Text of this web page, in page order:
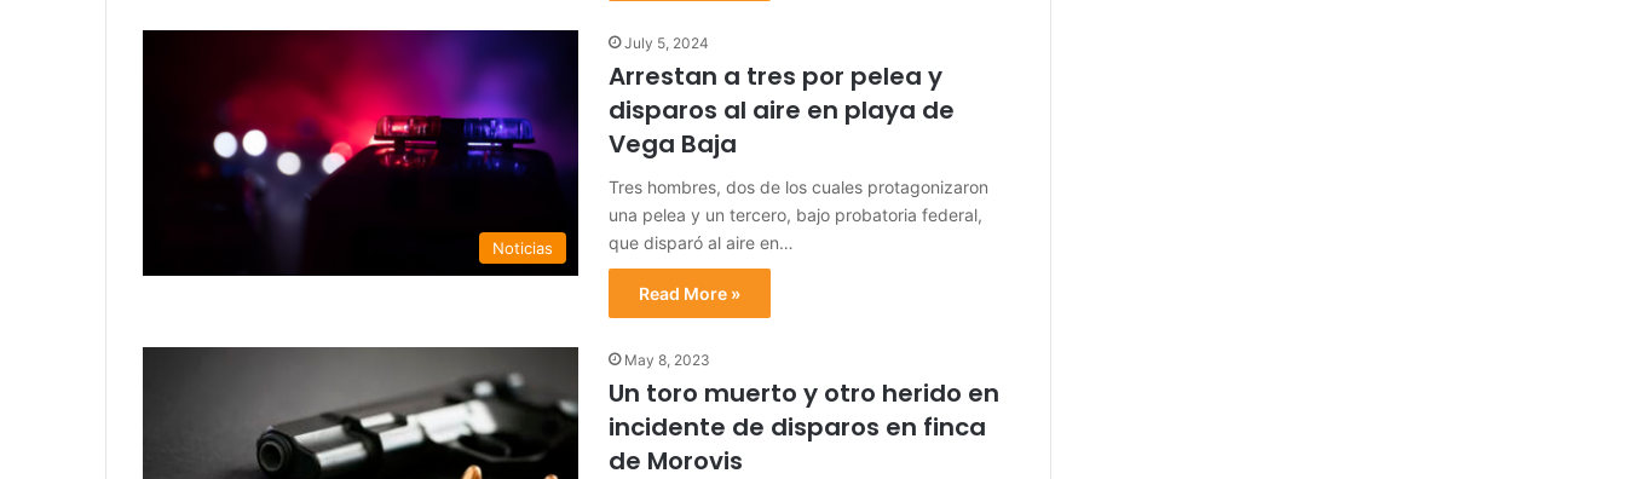
Noticias
July 5, 2024
Arrestan a tres por pelea y
disparos al aire en playa de
Vega Baja
Tres hombres, dos de los cuales protagonizaron
una pelea y un tercero, bajo probatoria federal,
que disparó al aire en…
Read More »
May 8, 2023
Un toro muerto y otro herido en
incidente de disparos en finca
de Morovis